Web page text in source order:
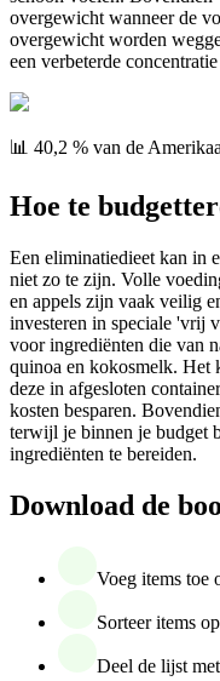
overgewicht wanneer de
overgewicht worden
een verbeterde
📊 40,2 % van de
Hoe te
Een eliminatiedieet kan in
niet zo te zijn. Volle
en appels zijn vaak veilig
investeren in speciale 'vrij
voor ingrediënten die van
quinoa en kokosmelk. Het
deze in afgesloten
kosten besparen.
terwijl je binnen je budget
ingrediënten te bereiden.
Download de
Voeg items toe
Sorteer items
Deel de lijst